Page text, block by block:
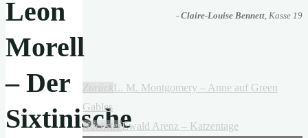
Leon
Morell
– Der
Sixtinische
- Claire-Louise Bennett, Kasse 19
ZurückL. M. Montgomery – Anne auf Green
Gables
NächsterEwald Arenz – Katzentage